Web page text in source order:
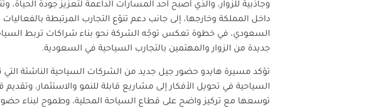
وجاذبية للزوار، والذي أصبح أحد المسارات الداعمة لتعزيز جودة
داخل المملكة وخارجها، إلى جانب دعم تنوّع التجارب المرتبطة
السعودي، في خطوة تعكس توجّه الشركة نحو بناء شراكات تربط
جديدة من الزوار والمهتمين بالتجارب السياحية في السعودية.
تؤكد مسيرة هايدو حضور جيل جديد من الشركات السياحية الناشئة
السياحية في تحويل الأفكار إلى مشاريع قابلة للنمو والاستثمار،
توسعها مع تركيز واضح على قطاع السياحة المحلية، وطموح لبناء